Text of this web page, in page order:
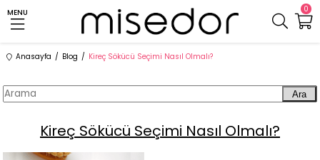
0
MENU
Anasayfa Blog Kireç Sökücü Seçimi Nasıl Olmalı?
Ara
Kireç Sökücü Seçimi Nasıl Olmalı?